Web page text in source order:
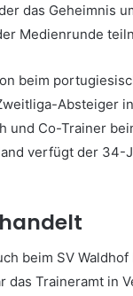
das Geheimnis
Medienrunde
beim
Absteiger
und Co-Trainer
verfügt der
beim SV
das Traineramt in